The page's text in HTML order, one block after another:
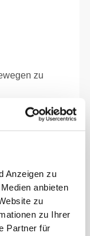
Anzeigen zu
anbieten
zu
zu Ihrer
Partner für
zu